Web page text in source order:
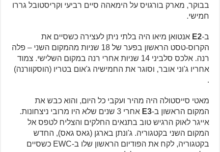
בבוקר, מארק בורגויס על הימאהה סיים רביעי וקריסטובל גררו
חמישי.
ב-E2 אנטואן מיאו היה בלתי ניתן לעצירה כשסיים את
הקרוס-טסט הראשון בפער של 18 שניות מהמקום השני – פלה
רנה. אלכס סלביני 14 שניות אחרי רנה במקום השלישי. צמוד
אחריו ג'וני אובר, וסוגר את החמישיה ג'אום בטריו (הוסקוורנה)
.
מאטי סייסטולה היה מהיר ועקבי כל היום, והוא כבש את
המקום הראשון ב-E3
אחרי 3 שנים שלא היו מרובי ניצחונות.
אייגר לאוק הרגיש טוב בתנאים החלקים והצליח לטפס אל
המקום השני בקטגוריה. ג'ונתן בארגן (גאס גאס), החדש
בקטגוריה, לקח את הפודיום הראשון שלו ב-EWC כשסיים